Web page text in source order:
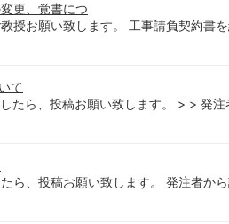
更、覚書につ
授お願い致します。 工事請負契約書
て
たら、投稿お願い致します。 > > 発注
ら、投稿お願い致します。 発注者か